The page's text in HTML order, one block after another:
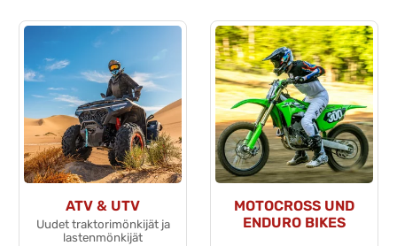
ATV & UTV
Uudet traktorimönkijät ja
lastenmönkijät
MOTOCROSS UND
ENDURO BIKES